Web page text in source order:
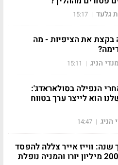
גלעד |
15:17
בקצת את הציפיות - מה
מנדי הניג |
15:11
הנפילה בסולאראדג':
הוא לייצר ערך בטווח
הניג |
14:47
ווייז אייר צללה להפסד